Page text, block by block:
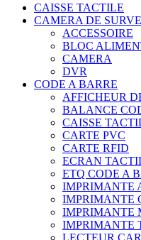
CAISSE TACTILE
CAMERA DE
ACCESSOIRE
BLOC
CAMERA
DVR
CODE A BARRE
AFFICHEUR
BALANCE
CAISSE
CARTE PVC
CARTE RFID
ECRAN
ETQ CODE A
IMPRIMANTE
IMPRIMANTE
IMPRIMANTE
IMPRIMANTE
LECTEUR